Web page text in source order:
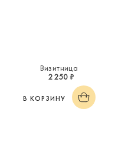
Визитница
2 250 ₽
В КОРЗИНУ